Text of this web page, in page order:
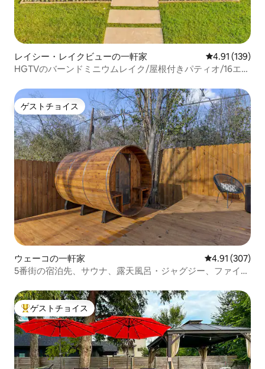
レイシー・レイクビューの一軒家 レビュー139
4.91 (139)
HGTVのバーンドミニウムレイク/屋根付きパティオ/16エー
ゲストチョイス
ゲストチョイス
ウェーコの一軒家 レビュー307
4.91 (307)
5番街の宿泊先、サウナ、露天風呂・ジャグジー、ファイヤ
大好評のゲストチョイスです。
ゲストチョイス